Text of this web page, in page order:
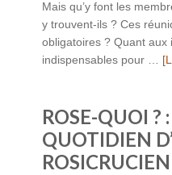
Mais qu’y font les
y trouvent-ils ? Ces
obligatoires ? Quant
indispensables pour …
ROSE-QUOI ?
QUOTIDIEN
ROSICRUCIEN